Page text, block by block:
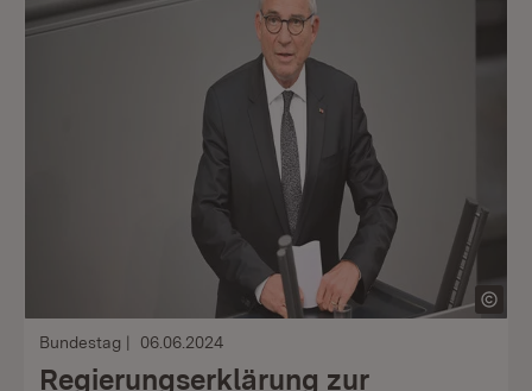
Bundestag 06.06.2024
Regierungserklärung zur